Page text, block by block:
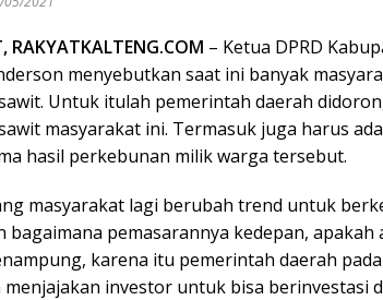
RAKYATKALTENG.COM – Ketua DPRD
menyebutkan saat ini banyak
Untuk itulah pemerintah daerah
masyarakat ini. Termasuk juga harus
hasil perkebunan milik warga tersebut.
masyarakat lagi berubah trend untuk
bagaimana pemasarannya kedepan, apakah
karena itu pemerintah daerah
menjajakan investor untuk bisa berinvestasi